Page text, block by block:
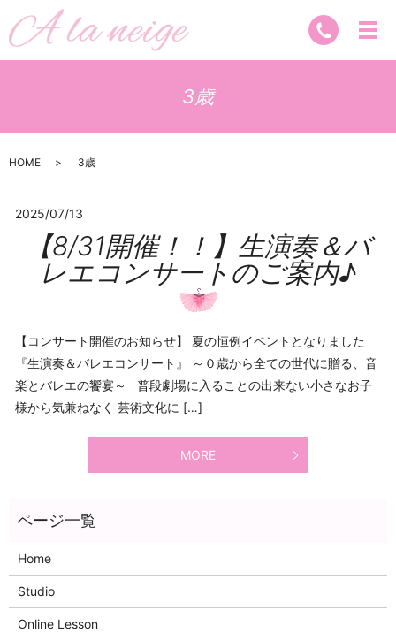
3歳
HOME 3歳
2025/07/13
【8/31開催！！】生演奏＆バ
レエコンサートのご案内♪
【コンサート開催のお知らせ】 夏の恒例イベントとなりました
『生演奏＆バレエコンサート』 ～０歳から全ての世代に贈る、音
楽とバレエの饗宴～ 普段劇場に入ることの出来ない小さなお子
様から気兼ねなく 芸術文化に […]
MORE
Home
Studio
Online Lesson